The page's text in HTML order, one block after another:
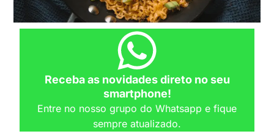
Receba as novidades direto no seu
smartphone!
Entre no nosso grupo do Whatsapp e fique
sempre atualizado.